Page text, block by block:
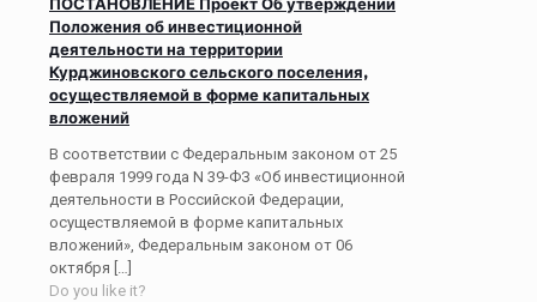
Положения об инвестиционной
деятельности на территории
Курджиновского сельского поселения,
осуществляемой в форме капитальных
вложений
В соответствии с Федеральным законом от 25
февраля 1999 года N 39-ФЗ «Об инвестиционной
деятельности в Российской Федерации,
осуществляемой в форме капитальных
вложений», Федеральным законом от 06
октября
Do you like it?